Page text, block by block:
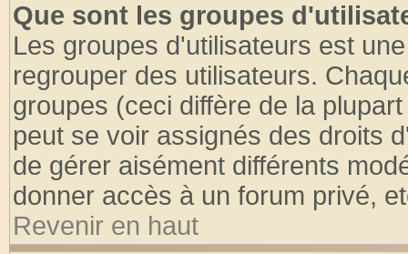
Que sont les groupes
Les groupes d'utilisateurs est
regrouper des utilisateurs.
groupes (ceci diffère de la
peut se voir assignés des droits
de gérer aisément différents
donner accès à un forum privé,
Revenir en haut